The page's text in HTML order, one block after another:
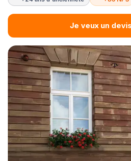
Je veux un